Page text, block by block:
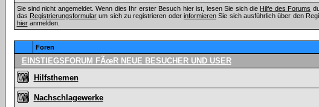
Sie sind nicht angemeldet. Wenn dies Ihr erster Besuch hier ist, lesen Sie sich die Hilfe des Forums
das Registrierungsformularum sich zu registrieren oder informierenSie sich ausführlich über den
hieranmelden.
Foren
EINSTIEGSFORUM FÃœR NEUE BESUCHER UND USER
Hilfsthemen
Nachschlagewerke